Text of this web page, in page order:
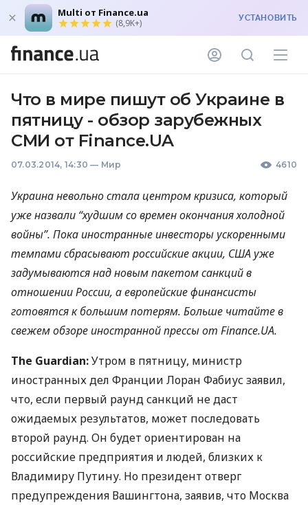
Multi от Finance.ua
(8,9K+) УСТАНОВИТЬ
Что в мире пишут об Украине в
пятницу - обзор зарубежных
СМИ от Finance.UA
07.03.2014, 14:30 — Мир 4610
Украина невольно стала центром кризиса, который
уже назвали “худшим со времен окончания холодной
войны”. Пока иностранные инвесторы ускоренными
темпами сбрасывают российские акции, США уже
задумываются над новым пакетом санкций в
отношении России, а европейские финансисты
готовятся к большим потерям. Больше читайте в
свежем обзоре иностранной прессы от Finance.UA.
The Guardian:Утром в пятницу, министр
иностранных дел Франции Лоран Фабиус заявил,
что, если первый раунд санкций не даст
ожидаемых результатов, может последовать
второй раунд. Он будет ориентирован на
российские предприятия и людей, близких к
Владимиру Путину. Но президент отверг
предупреждения Вашингтона, заявив, что Москва